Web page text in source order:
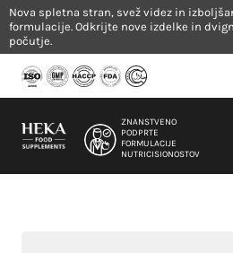
Skoči
na
vsebino
Nova spletna stran, svež videz in
formulacije. Odkrijte nove izdelke in
počutje.
ZNANSTVENO
PODPRTE
FORMULACIJE
NUTRICISIONOSTOV